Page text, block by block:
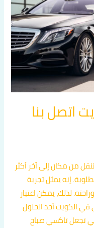
اتصل بنا
من مكان إلى آخر أكثر
إنه يمثل تجربة
لذلك، يمكن اعتبار
الكويت أحد الحلول
تجعل تاكسي صباح